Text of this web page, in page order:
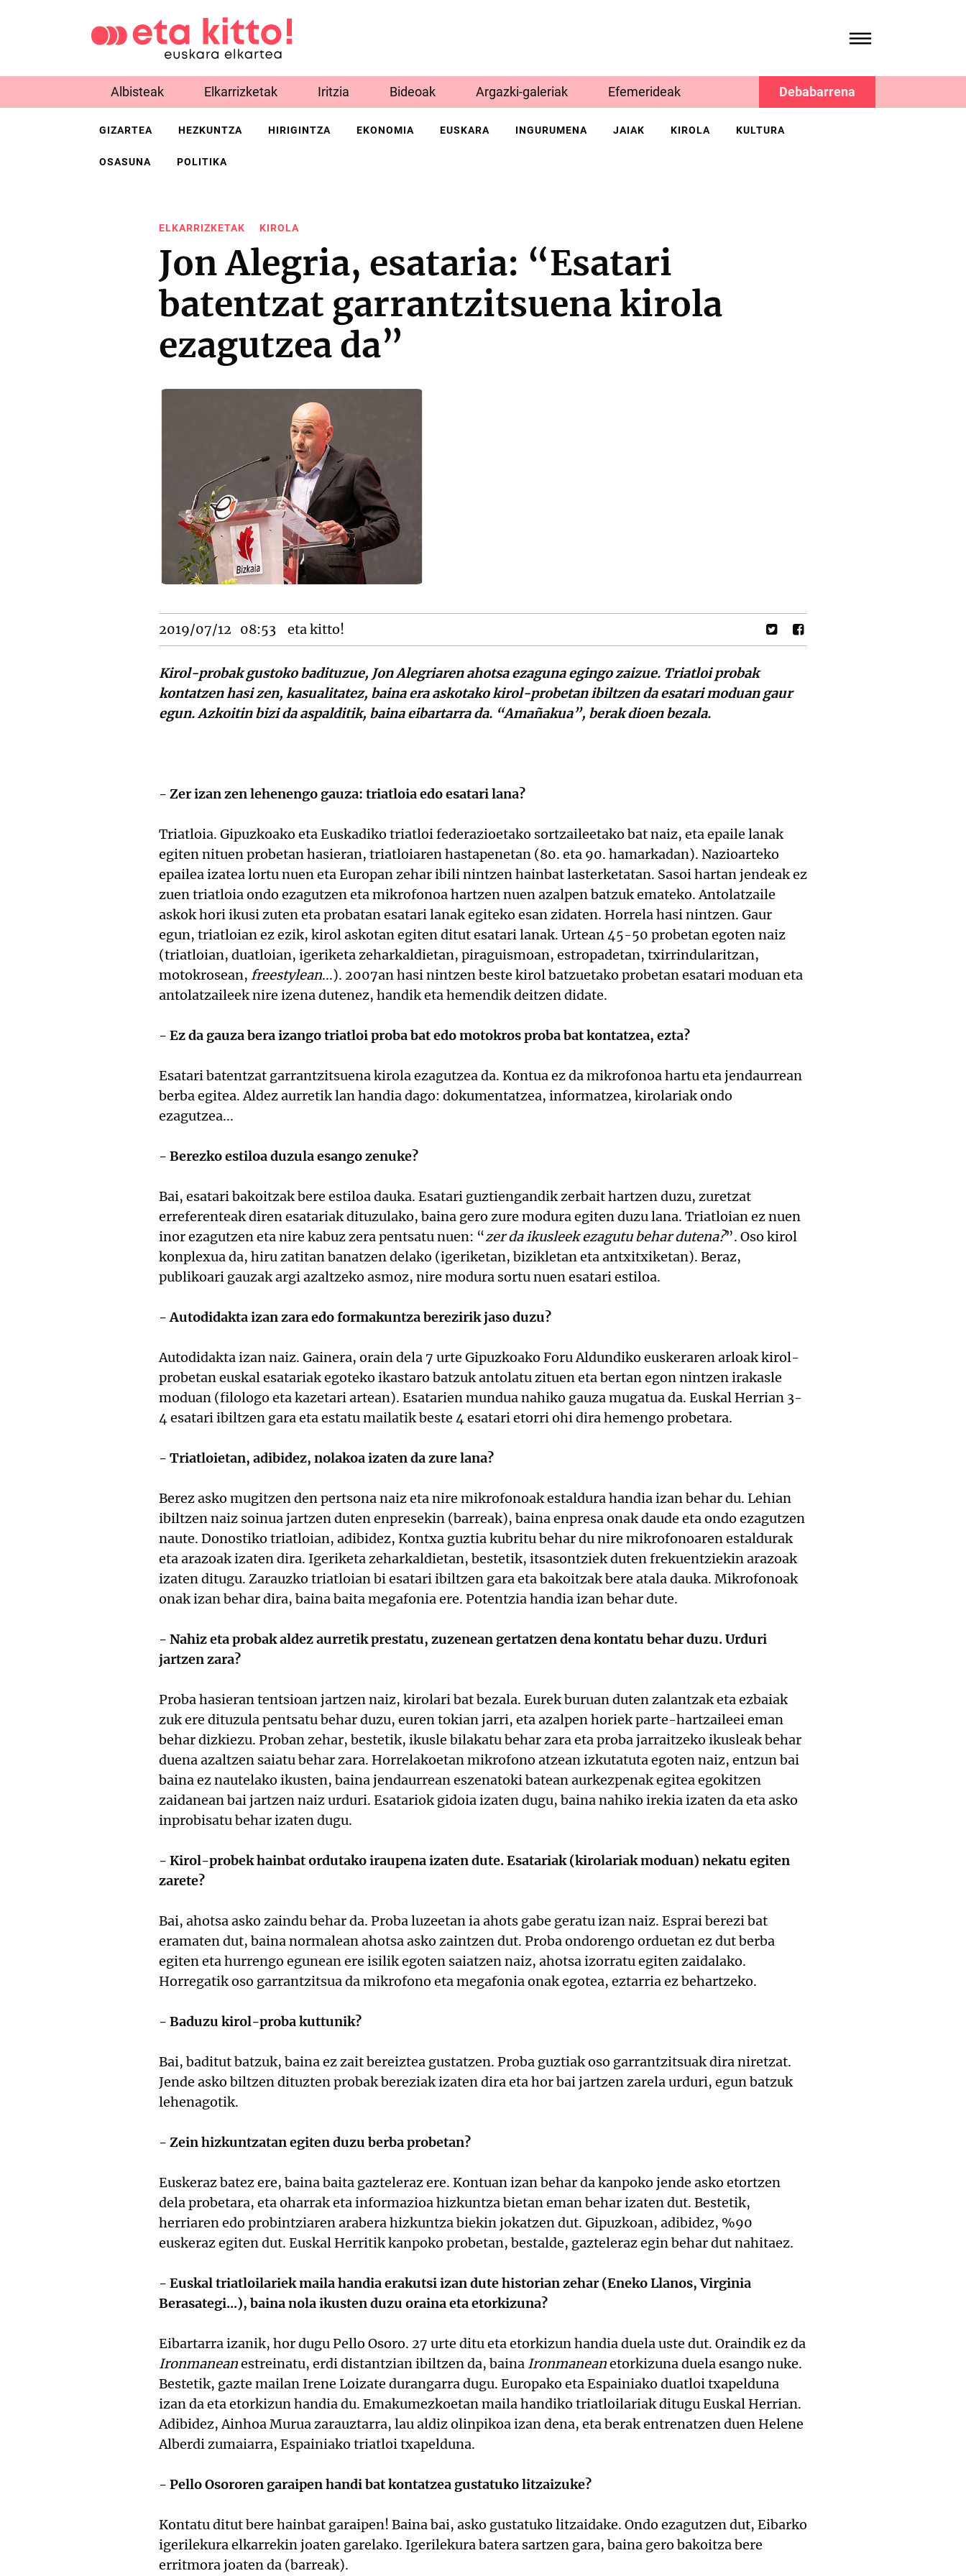
Albisteak Elkarrizketak Iritzia Bideoak Argazki-galeriak Efemerideak Debabarrena
GIZARTEA HEZKUNTZA HIRIGINTZA EKONOMIA EUSKARA INGURUMENA JAIAK KIROLA KULTURA
OSASUNA POLITIKA
ELKARRIZKETAK KIROLA
Jon Alegria, esataria: “Esatari
batentzat garrantzitsuena kirola
ezagutzea da”
2019/07/12 08:53 eta kitto!
Kirol-probak gustoko badituzue, Jon Alegriaren ahotsa ezaguna egingo zaizue. Triatloi probak
kontatzen hasi zen, kasualitatez, baina era askotako kirol-probetan ibiltzen da esatari moduan gaur
egun. Azkoitin bizi da aspalditik, baina eibartarra da. “Amañakua”, berak dioen bezala.
- Zer izan zen lehenengo gauza: triatloia edo esatari lana?
Triatloia. Gipuzkoako eta Euskadiko triatloi federazioetako sortzaileetako bat naiz, eta epaile lanak
egiten nituen probetan hasieran, triatloiaren hastapenetan (80. eta 90. hamarkadan). Nazioarteko
epailea izatea lortu nuen eta Europan zehar ibili nintzen hainbat lasterketatan. Sasoi hartan jendeak ez
zuen triatloia ondo ezagutzen eta mikrofonoa hartzen nuen azalpen batzuk emateko. Antolatzaile
askok hori ikusi zuten eta probatan esatari lanak egiteko esan zidaten. Horrela hasi nintzen. Gaur
egun, triatloian ez ezik, kirol askotan egiten ditut esatari lanak. Urtean 45-50 probetan egoten naiz
(triatloian, duatloian, igeriketa zeharkaldietan, piraguismoan, estropadetan, txirrindularitzan,
motokrosean, freestylean...). 2007an hasi nintzen beste kirol batzuetako probetan esatari moduan eta
antolatzaileek nire izena dutenez, handik eta hemendik deitzen didate.
- Ez da gauza bera izango triatloi proba bat edo motokros proba bat kontatzea, ezta?
Esatari batentzat garrantzitsuena kirola ezagutzea da. Kontua ez da mikrofonoa hartu eta jendaurrean
berba egitea. Aldez aurretik lan handia dago: dokumentatzea, informatzea, kirolariak ondo
ezagutzea...
- Berezko estiloa duzula esango zenuke?
Bai, esatari bakoitzak bere estiloa dauka. Esatari guztiengandik zerbait hartzen duzu, zuretzat
erreferenteak diren esatariak dituzulako, baina gero zure modura egiten duzu lana. Triatloian ez nuen
inor ezagutzen eta nire kabuz zera pentsatu nuen: “zer da ikusleek ezagutu behar dutena?”. Oso kirol
konplexua da, hiru zatitan banatzen delako (igeriketan, bizikletan eta antxitxiketan). Beraz,
publikoari gauzak argi azaltzeko asmoz, nire modura sortu nuen esatari estiloa.
- Autodidakta izan zara edo formakuntza berezirik jaso duzu?
Autodidakta izan naiz. Gainera, orain dela 7 urte Gipuzkoako Foru Aldundiko euskeraren arloak kirol-
probetan euskal esatariak egoteko ikastaro batzuk antolatu zituen eta bertan egon nintzen irakasle
moduan (filologo eta kazetari artean). Esatarien mundua nahiko gauza mugatua da. Euskal Herrian 3-
4 esatari ibiltzen gara eta estatu mailatik beste 4 esatari etorri ohi dira hemengo probetara.
- Triatloietan, adibidez, nolakoa izaten da zure lana?
Berez asko mugitzen den pertsona naiz eta nire mikrofonoak estaldura handia izan behar du. Lehian
ibiltzen naiz soinua jartzen duten enpresekin (barreak), baina enpresa onak daude eta ondo ezagutzen
naute. Donostiko triatloian, adibidez, Kontxa guztia kubritu behar du nire mikrofonoaren estaldurak
eta arazoak izaten dira. Igeriketa zeharkaldietan, bestetik, itsasontziek duten frekuentziekin arazoak
izaten ditugu. Zarauzko triatloian bi esatari ibiltzen gara eta bakoitzak bere atala dauka. Mikrofonoak
onak izan behar dira, baina baita megafonia ere. Potentzia handia izan behar dute.
- Nahiz eta probak aldez aurretik prestatu, zuzenean gertatzen dena kontatu behar duzu. Urduri
jartzen zara?
Proba hasieran tentsioan jartzen naiz, kirolari bat bezala. Eurek buruan duten zalantzak eta ezbaiak
zuk ere dituzula pentsatu behar duzu, euren tokian jarri, eta azalpen horiek parte-hartzaileei eman
behar dizkiezu. Proban zehar, bestetik, ikusle bilakatu behar zara eta proba jarraitzeko ikusleak behar
duena azaltzen saiatu behar zara. Horrelakoetan mikrofono atzean izkutatuta egoten naiz, entzun bai
baina ez nautelako ikusten, baina jendaurrean eszenatoki batean aurkezpenak egitea egokitzen
zaidanean bai jartzen naiz urduri. Esatariok gidoia izaten dugu, baina nahiko irekia izaten da eta asko
inprobisatu behar izaten dugu.
- Kirol-probek hainbat ordutako iraupena izaten dute. Esatariak (kirolariak moduan) nekatu egiten
zarete?
Bai, ahotsa asko zaindu behar da. Proba luzeetan ia ahots gabe geratu izan naiz. Esprai berezi bat
eramaten dut, baina normalean ahotsa asko zaintzen dut. Proba ondorengo orduetan ez dut berba
egiten eta hurrengo egunean ere isilik egoten saiatzen naiz, ahotsa izorratu egiten zaidalako.
Horregatik oso garrantzitsua da mikrofono eta megafonia onak egotea, eztarria ez behartzeko.
- Baduzu kirol-proba kuttunik?
Bai, baditut batzuk, baina ez zait bereiztea gustatzen. Proba guztiak oso garrantzitsuak dira niretzat.
Jende asko biltzen dituzten probak bereziak izaten dira eta hor bai jartzen zarela urduri, egun batzuk
lehenagotik.
- Zein hizkuntzatan egiten duzu berba probetan?
Euskeraz batez ere, baina baita gazteleraz ere. Kontuan izan behar da kanpoko jende asko etortzen
dela probetara, eta oharrak eta informazioa hizkuntza bietan eman behar izaten dut. Bestetik,
herriaren edo probintziaren arabera hizkuntza biekin jokatzen dut. Gipuzkoan, adibidez, %90
euskeraz egiten dut. Euskal Herritik kanpoko probetan, bestalde, gazteleraz egin behar dut nahitaez.
- Euskal triatloilariek maila handia erakutsi izan dute historian zehar (Eneko Llanos, Virginia
Berasategi...), baina nola ikusten duzu oraina eta etorkizuna?
Eibartarra izanik, hor dugu Pello Osoro. 27 urte ditu eta etorkizun handia duela uste dut. Oraindik ez da
Ironmaneanestreinatu, erdi distantzian ibiltzen da, baina Ironmaneanetorkizuna duela esango nuke.
Bestetik, gazte mailan Irene Loizate durangarra dugu. Europako eta Espainiako duatloi txapelduna
izan da eta etorkizun handia du. Emakumezkoetan maila handiko triatloilariak ditugu Euskal Herrian.
Adibidez, Ainhoa Murua zarauztarra, lau aldiz olinpikoa izan dena, eta berak entrenatzen duen Helene
Alberdi zumaiarra, Espainiako triatloi txapelduna.
- Pello Osororen garaipen handi bat kontatzea gustatuko litzaizuke?
Kontatu ditut bere hainbat garaipen! Baina bai, asko gustatuko litzaidake. Ondo ezagutzen dut, Eibarko
igerilekura elkarrekin joaten garelako. Igerilekura batera sartzen gara, baina gero bakoitza bere
erritmora joaten da (barreak).